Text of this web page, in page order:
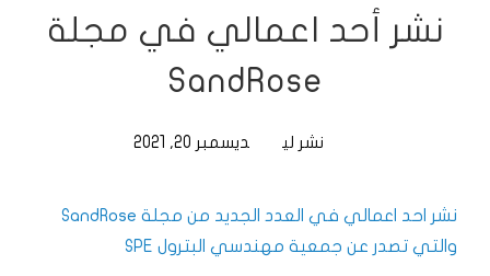
نشر أحد اعمالي في مجلة
SandRose
نشر لي ديسمبر 20, 2021
نشر احد اعمالي في العدد الجديد من مجلة SandRose
والتي تصدر عن جمعية مهندسي البترول SPE